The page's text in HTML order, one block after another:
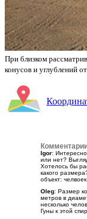
При близком
конусов и углублений
Igor:
или нет?
Хотелось бы
какого
объект:
Oleg: Размер
метров в
несколько
Гуны к этой